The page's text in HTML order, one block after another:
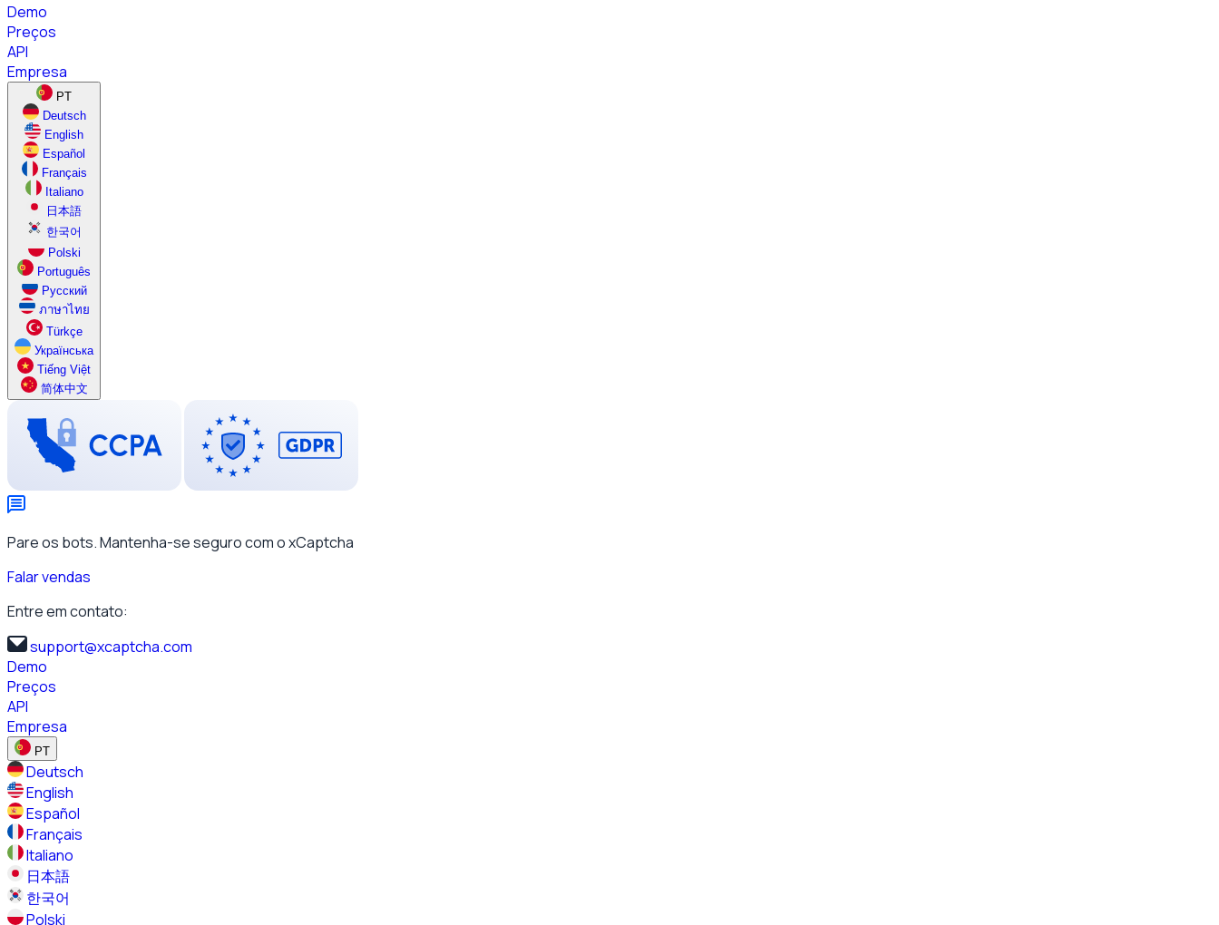
Demo
Preços
API
Empresa
PT
Deutsch
English
Español
Français
Italiano
日本語
한국어
Polski
Português
Русский
ภาษาไทย
Türkçe
Українська
Tiếng Việt
简体中文
Pare os bots. Mantenha-se seguro com o xCaptcha
Falar vendas
Entre em contato:
support@xcaptcha.com
Demo
Preços
API
Empresa
PT
Deutsch
English
Español
Français
Italiano
日本語
한국어
Polski